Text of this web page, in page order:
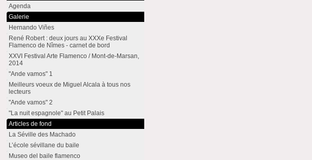
Agenda
Galerie
Hernando Viñes
René Robert : deux jours au XXXe Festival
Flamenco de Nîmes - carnet de bord
XXVI Festival Arte Flamenco / Mont-de-Marsan,
2014
"Ande vamos" 1
Meilleurs voeux de Miguel Alcala à tous nos
lecteurs
"Ande vamos" 2
"La nuit espagnole" au Petit Palais
Articles de fond
La Séville des Machado
L’école sévillane du baile
Museo del baile flamenco